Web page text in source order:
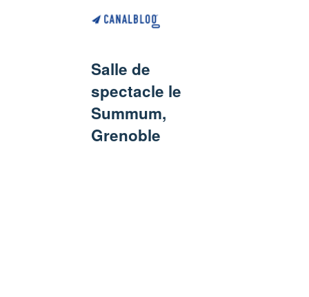
Salle de
spectacle le
Summum,
Grenoble